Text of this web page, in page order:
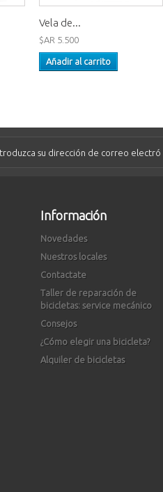
Vela de...
$AR 5.500
Añadir al carrito
Información
Novedades
Nuestros locales
Contactate
Taller de reparación de
bicicletas: service mecánico
Consejos
¿Cómo elegir una bicicleta?
Alquiler de bicicletas